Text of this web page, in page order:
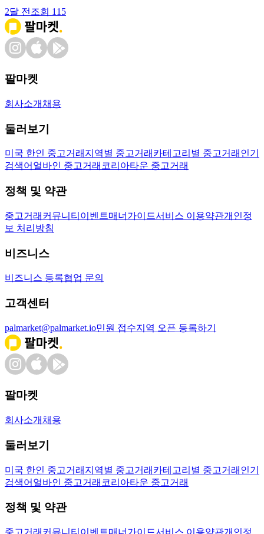
2달 전 조회 115
팔마켓
회사소개 채용
둘러보기
미국 한인 중고거래 지역별 중고거래 카테고리별 중고거래 인기
검색어 얼바인 중고거래 코리아타운 중고거래
정책 및 약관
중고거래 커뮤니티 이벤트매너가이드서비스 이용약관개인정
보 처리방침
비즈니스
비즈니스 등록협업 문의
고객센터
palmarket@palmarket.io민원 접수지역 오픈 등록하기
팔마켓
회사소개 채용
둘러보기
미국 한인 중고거래 지역별 중고거래 카테고리별 중고거래 인기
검색어 얼바인 중고거래 코리아타운 중고거래
정책 및 약관
중고거래 커뮤니티 이벤트매너가이드서비스 이용약관개인정